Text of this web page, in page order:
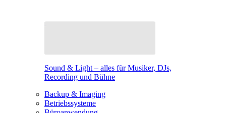
Sound & Light – alles für Musiker, DJs,
Recording und Bühne
Backup & Imaging
Betriebssysteme